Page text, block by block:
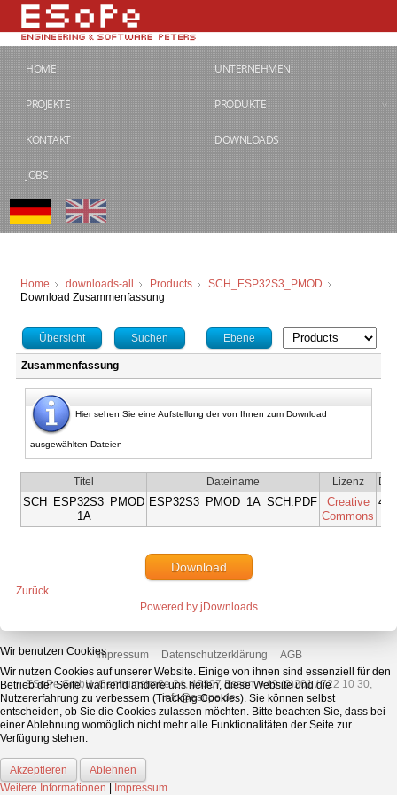
HOME UNTERNEHMEN
PROJEKTE PRODUKTE
KONTAKT DOWNLOADS
JOBS
Home downloads-all Products
SCH_ESP32S3_PMOD
Download Zusammenfassung
Übersicht Suchen Ebene
Zusammenfassung
Hier sehen Sie eine Aufstellung der von Ihnen zum Download
ausgewählten Dateien
Titel Dateiname Lizenz
SCH_ESP32S3_PMOD
1A
ESP32S3_PMOD_1A_SCH.PDF
Creative
Commons
Download
Zurück
Powered by jDownloads
Impressum Datenschutzerklärung AGB
ESoPe GmbH, Centrumstraße 24, 45307 Essen, +49 (0)201 / 722 10 30,
info@esope.de
Wir benutzen Cookies
Wir nutzen Cookies auf unserer Website. Einige von ihnen sind essenziell für den
Betrieb der Seite, während andere uns helfen, diese Website und die
Nutzererfahrung zu verbessern (Tracking Cookies). Sie können selbst
entscheiden, ob Sie die Cookies zulassen möchten. Bitte beachten Sie, dass bei
einer Ablehnung womöglich nicht mehr alle Funktionalitäten der Seite zur
Verfügung stehen.
Akzeptieren
Ablehnen
Weitere Informationen
Impressum